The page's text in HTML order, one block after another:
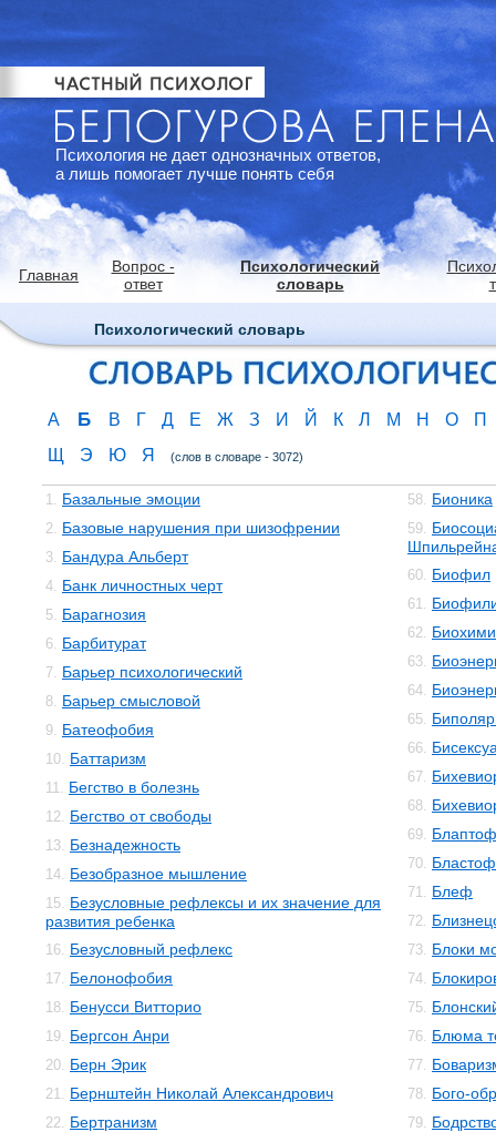
Психология не дает однозначных ответов,
а лишь помогает лучше понять себя
Главная
Вопрос -
ответ
Психологический
словарь
Психологический словарь
А Б В Г Д Е Ж З И Й К Л М Н О
П
Щ
Э Ю Я (слов в словаре - 3072)
1. Базальные эмоции
2. Базовые нарушения при шизофрении
3. Бандура Альберт
4. Банк личностных черт
5. Барагнозия
6. Барбитурат
7. Барьер психологический
8. Барьер смысловой
9. Батеофобия
10. Баттаризм
11. Бегство в болезнь
12. Бегство от свободы
13. Безнадежность
14. Безобразное мышление
15. Безусловные рефлексы и их значение для
развития ребенка
16. Безусловный рефлекс
17. Белонофобия
18. Бенусси Витторио
19. Бергсон Анри
20. Берн Эрик
21. Бернштейн Николай Александрович
22. Бертранизм
58. Бионика
59.
60. Биофил
61.
62.
63.
64.
65.
66.
67.
68.
69.
70.
71. Блеф
72.
73. Блоки
74.
75.
76. Блюма
77.
78. Бого-
79.